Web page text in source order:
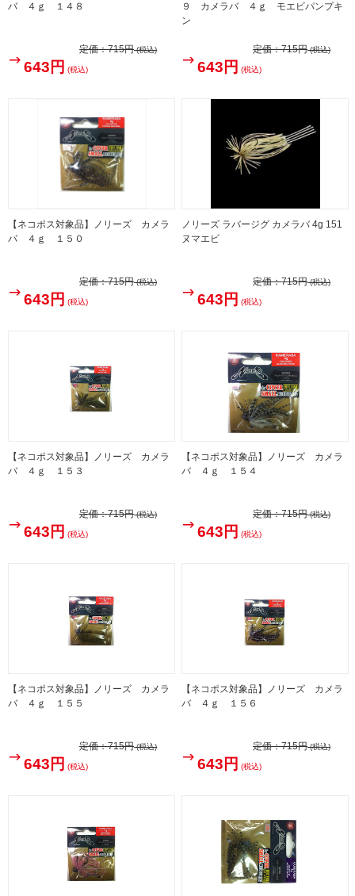
バ ４ｇ １４８
定価：715円(税込)
643円 (税込)
９ カメラバ ４ｇ モエビパンプキ
ン
定価：715円(税込)
643円 (税込)
【ネコポス対象品】ノリーズ カメラ
バ ４ｇ １５０
定価：715円(税込)
643円 (税込)
ノリーズ ラバージグ カメラバ 4g 151
ヌマエビ
定価：715円(税込)
643円 (税込)
【ネコポス対象品】ノリーズ カメラ
バ ４ｇ １５３
定価：715円(税込)
643円 (税込)
【ネコポス対象品】ノリーズ カメラ
バ ４ｇ １５４
定価：715円(税込)
643円 (税込)
【ネコポス対象品】ノリーズ カメラ
バ ４ｇ １５５
定価：715円(税込)
643円 (税込)
【ネコポス対象品】ノリーズ カメラ
バ ４ｇ １５６
定価：715円(税込)
643円 (税込)